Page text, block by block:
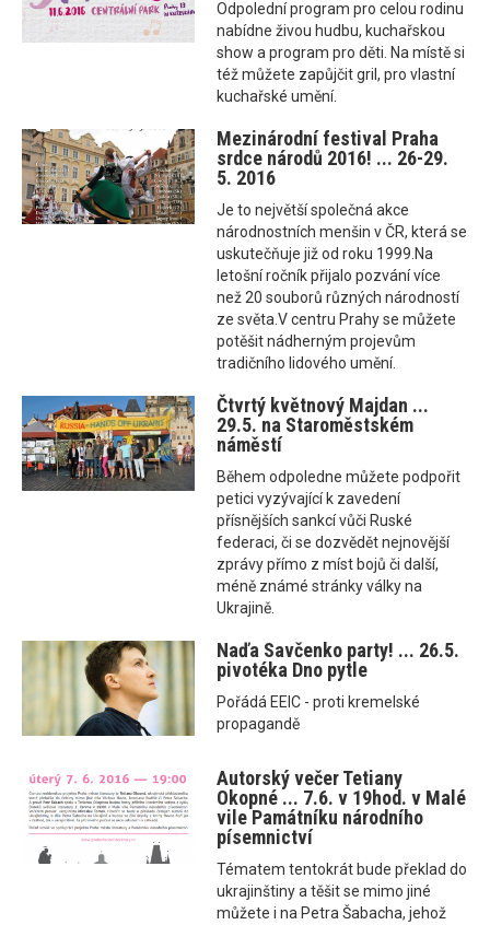
Odpolední program pro celou rodinu
nabídne živou hudbu, kuchařskou
show a program pro děti. Na místě si
též můžete zapůjčit gril, pro vlastní
kuchařské umění.
Mezinárodní festival Praha
srdce národů 2016! ... 26-29.
5. 2016
Je to největší společná akce
národnostních menšin v ČR, která se
uskutečňuje již od roku 1999.Na
letošní ročník přijalo pozvání více
než 20 souborů různých národností
ze světa.V centru Prahy se můžete
potěšit nádherným projevům
tradičního lidového umění.
Čtvrtý květnový Majdan ...
29.5. na Staroměstském
náměstí
Během odpoledne můžete podpořit
petici vyzývající k zavedení
přísnějších sankcí vůči Ruské
federaci, či se dozvědět nejnovější
zprávy přímo z míst bojů či další,
méně známé stránky války na
Ukrajině.
Naďa Savčenko party! ... 26.5.
pivotéka Dno pytle
Pořádá EEIC - proti kremelské
propagandě
Autorský večer Tetiany
Okopné ... 7.6. v 19hod. v Malé
vile Památníku národního
písemnictví
Tématem tentokrát bude překlad do
ukrajinštiny a těšit se mimo jiné
můžete i na Petra Šabacha, jehož